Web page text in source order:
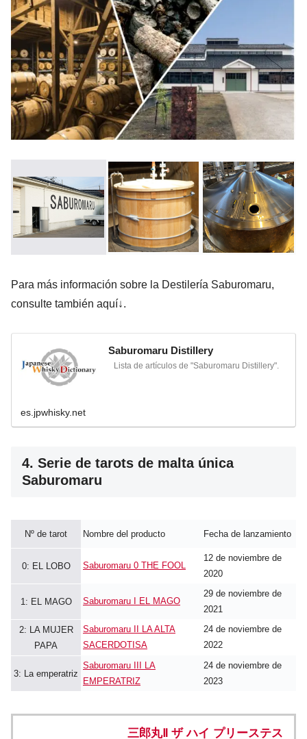
Para más información sobre la Destilería Saburomaru,
consulte también aquí↓.
Saburomaru Distillery
Lista de artículos de "Saburomaru Distillery".
es.jpwhisky.net
4. Serie de tarots de malta única
Saburomaru
Nº de tarot Nombre del producto Fecha de lanzamiento
0: EL LOBO Saburomaru 0 THE FOOL
12 de noviembre de
2020
1: EL MAGO Saburomaru I EL MAGO
29 de noviembre de
2021
2: LA MUJER
PAPA
Saburomaru II LA ALTA
SACERDOTISA
24 de noviembre de
2022
3: La emperatriz
Saburomaru III LA
EMPERATRIZ
24 de noviembre de
2023
三郎丸Ⅱ ザ ハイ プリーステス